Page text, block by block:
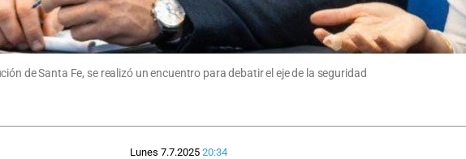
de Santa Fe, se realizó un encuentro para debatir el eje de la seguridad
Lunes 7.7.2025 20:34